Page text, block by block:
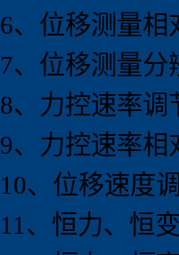
6、位移测量相
7、位移测量分
8、力控速率调
9、力控速率
10、位移速度
11、恒力、恒